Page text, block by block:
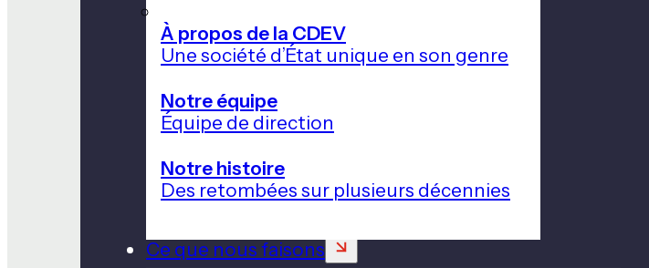
À propos de la CDEV
Une société d’État unique en son genre
Notre équipe
Équipe de direction
Notre histoire
Des retombées sur plusieurs décennies
Ce que nous faisons